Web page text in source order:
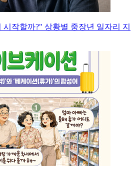
시작할까?" 상황별 중장년 일자리 지